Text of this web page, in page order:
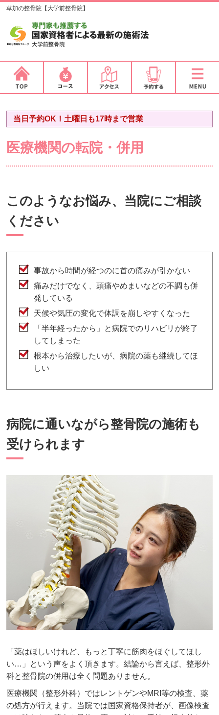
草加の整骨院【大学前整骨院】
当日予約OK！土曜日も17時まで営業
医療機関の転院・併用
このようなお悩み、当院にご相談
ください
事故から時間が経つのに首の痛みが引かない
痛みだけでなく、頭痛やめまいなどの不調も併
発している
天候や気圧の変化で体調を崩しやすくなった
「半年経ったから」と病院でのリハビリが終了
してしまった
根本から治療したいが、病院の薬も継続してほ
しい
病院に通いながら整骨院の施術も
受けられます
「薬はほしいけれど、もっと丁寧に筋肉をほぐしてほし
い…」という声をよく頂きます。結論から言えば、整形外
科と整骨院の併用は全く問題ありません。
医療機関（整形外科）ではレントゲンやMRI等の検査、薬
の処方が行えます。当院では国家資格保持者が、画像検査